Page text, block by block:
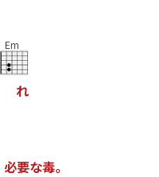
Em
れ
必要な毒。